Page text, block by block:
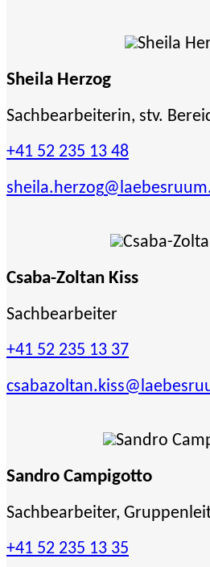
Sheila Herzog
Sachbearbeiterin, stv.
+41 52 235 13 48
sheila.herzog
Csaba-Zoltan Kiss
Sachbearbeiter
+41 52 235 13 37
csabazoltan.kiss
Sandro Campigotto
Sachbearbeiter,
+41 52 235 13 35